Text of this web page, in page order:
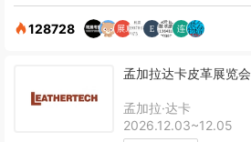
128728
孟加拉达卡皮革展览会
孟加拉·达卡
2026.12.03~12.05